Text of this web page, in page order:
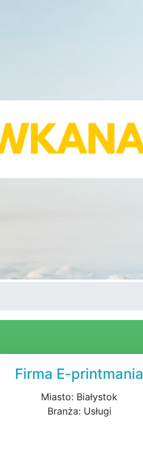
Firma E-printmania
Miasto: Białystok
Branża: Usługi